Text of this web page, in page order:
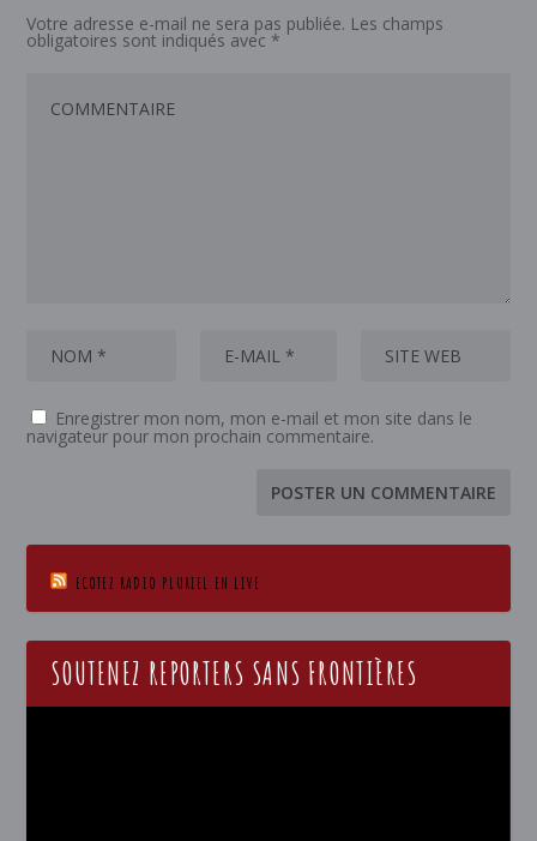
Votre adresse e-mail ne sera pas publiée. Les champs
obligatoires sont indiqués avec *
Enregistrer mon nom, mon e-mail et mon site dans le
navigateur pour mon prochain commentaire.
ECOTEZ RADIO PLURIEL EN LIVE
SOUTENEZ REPORTERS SANS FRONTIÈRES